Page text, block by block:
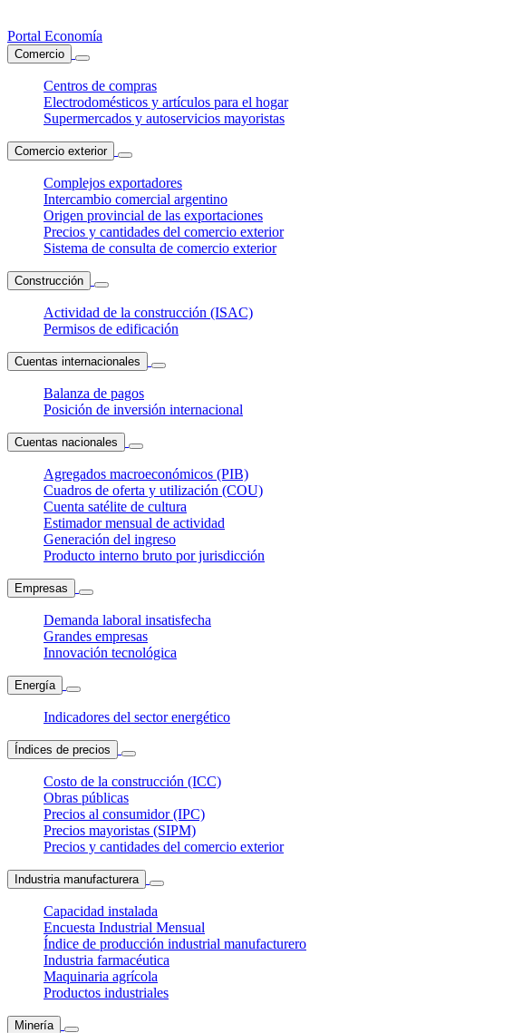
Portal Economía
Comercio
Centros de compras
Electrodomésticos y artículos para el hogar
Supermercados y autoservicios mayoristas
Comercio exterior
Complejos exportadores
Intercambio comercial argentino
Origen provincial de las exportaciones
Precios y cantidades del comercio exterior
Sistema de consulta de comercio exterior
Construcción
Actividad de la construcción (ISAC)
Permisos de edificación
Cuentas internacionales
Balanza de pagos
Posición de inversión internacional
Cuentas nacionales
Agregados macroeconómicos (PIB)
Cuadros de oferta y utilización (COU)
Cuenta satélite de cultura
Estimador mensual de actividad
Generación del ingreso
Producto interno bruto por jurisdicción
Empresas
Demanda laboral insatisfecha
Grandes empresas
Innovación tecnológica
Energía
Indicadores del sector energético
Índices de precios
Costo de la construcción (ICC)
Obras públicas
Precios al consumidor (IPC)
Precios mayoristas (SIPM)
Precios y cantidades del comercio exterior
Industria manufacturera
Capacidad instalada
Encuesta Industrial Mensual
Índice de producción industrial manufacturero
Industria farmacéutica
Maquinaria agrícola
Productos industriales
Minería